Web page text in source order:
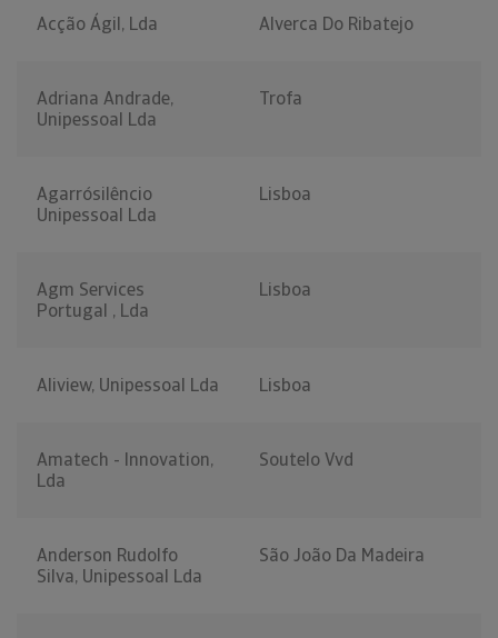
Acção Ágil, Lda Alverca Do Ribatejo
Adriana Andrade,
Unipessoal Lda
Trofa
Agarrósilêncio
Unipessoal Lda
Lisboa
Agm Services
Portugal , Lda
Lisboa
Aliview, Unipessoal Lda Lisboa
Amatech - Innovation,
Lda
Soutelo Vvd
Anderson Rudolfo
Silva, Unipessoal Lda
São João Da Madeira